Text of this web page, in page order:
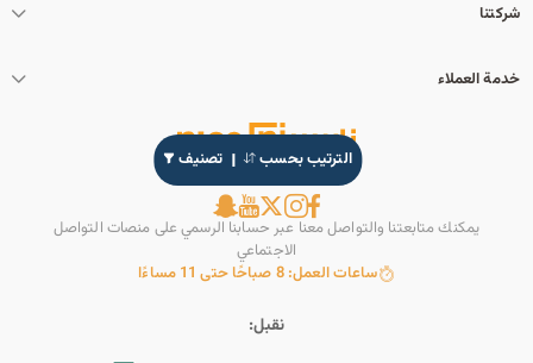
الترتيب بحسب تصنيف
شركتنا
خدمة العملاء
يمكنك متابعتنا والتواصل معنا عبر حسابنا الرسمي على منصات التواصل
الاجتماعي
ساعات العمل: 8 صباحًا حتى 11 مساءًا
نقبل: